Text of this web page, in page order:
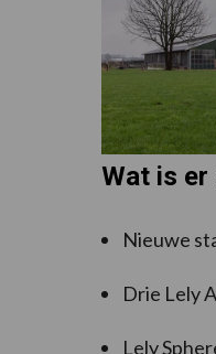
Wat is er
Nieuwe
Drie Lely
Lely